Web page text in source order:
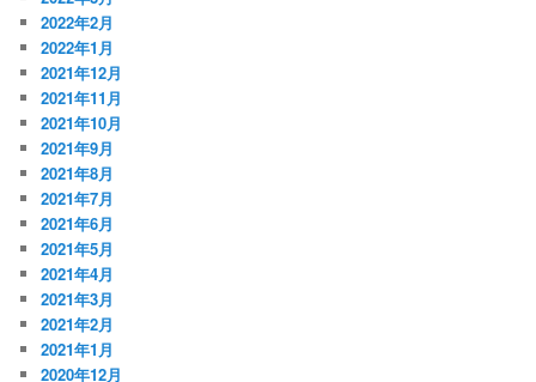
2022年2月
2022年1月
2021年12月
2021年11月
2021年10月
2021年9月
2021年8月
2021年7月
2021年6月
2021年5月
2021年4月
2021年3月
2021年2月
2021年1月
2020年12月